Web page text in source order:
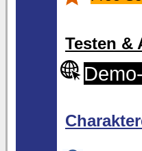
Testen &